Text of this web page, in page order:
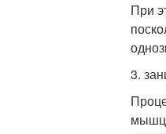
При
3.
мышц